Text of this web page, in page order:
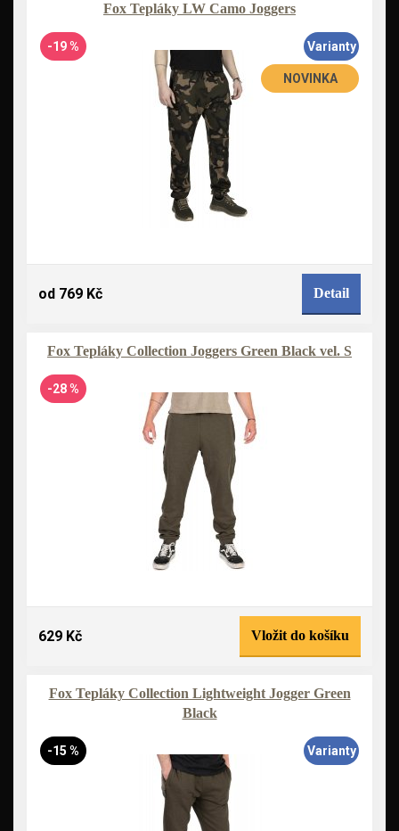
Fox Tepláky LW Camo Joggers
-19 %
NOVINKA
Varianty
od 769 Kč Detail
Fox Tepláky Collection Joggers Green Black vel. S
-28 %
629 Kč Vložit do košíku
Fox Tepláky Collection Lightweight Jogger Green
Black
-15 % Varianty